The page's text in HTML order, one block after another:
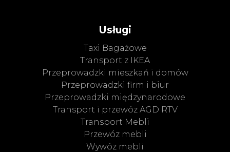
Usługi
Taxi Bagażowe
Transport z IKEA
Przeprowadzki mieszkań i domów
Przeprowadzki firm i biur
Przeprowadzki międzynarodowe
Transport i przewóz AGD RTV
Transport Mebli
Przewóz mebli
Wywóz mebli